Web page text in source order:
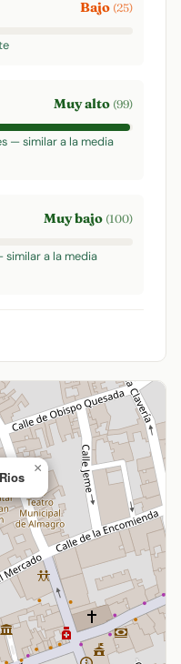
Bajo (25)
Muy alto (99)
— similar a la media
Muy bajo (100)
similar a la media
×